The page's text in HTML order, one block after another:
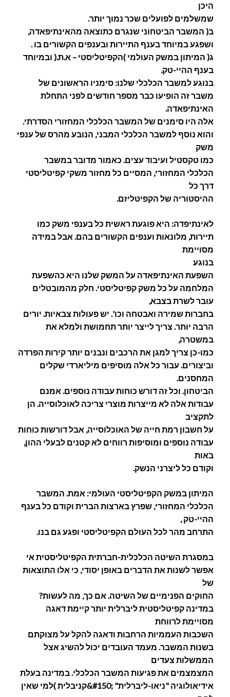
היכן
שמשלמים לפועלים שכר נמוך יותר.
ב( המשבר הביטחוני שנגרם כתוצאה מהאינתיפאדה,
ושפגע במיוחד בענף התיירות ובענפים הקשורים בו .
ג( המיתון במשק העולמי )הקפיטליסטי – א.ת.( ובמיוחד
בענף ההיי-טק.
בנוגע למשבר הכלכלי שלנו: סימניו הראשונים של
משבר זה הופיעו כבר מספר חודשים לפני התחלת
האינתיפאדה.
אלה היו סימנים של המשבר הכלכלי המחזורי הסדרתי.
והוא נוסף למשבר הכלכלי המבני, הנובע מהרס של ענפי
משק
כמו טקסטיל ועיבוד עצים. כאמור מדובר במשבר
הכלכלי המחזורי, המסיים כל מחזור משקי קפיטליסטי
דרך כל
ההיסטוריה של הקפיטליזם.
לאינתיפדה: היא פוגעת ראשית כל בענפי משק כמו
תיירות, מלונאות וענפים הקשורים בהם. אבל במידה
מסויימת
בנוגע
השפעת האינתיפאדה על המשק שלנו היא כהשפעת
המלחמה על כל משק קפיטליסטי. חלק מהמובטלים
עובר לשרת בצבא,
בחברות שמירה ואבטחה וכו'. יש פעולות צבאיות. יורים
הרבה יותר. צריך לייצר יותר תחמושת ולמלא את
במשטרה,
כמו-כן צריך למגן את הרכבים ונבנים יותר קירות הפרדה
וביצורים. עבור כל אלה מוסיפים מיליארדי שקלים
המחסנים.
הביטחון. וכל זה דורש כוחות עבודה נוספים. אמנם
עבודות אלה לא מייצרות מוצרי צריכה לאוכלוסייה. הן
לתקציב
על חשבון רמת חייה של האוכלוסייה, אבל דורשות כוחות
עבודה נוספים ומוסיפות רווחים לא קטנים לבעלי ההון,
באות
וקודם כל ליצרני הנשק.
המיתון במשק הקפיטליסטי העולמי: אמת. המשבר
הכלכלי המחזורי, שפרץ בארצות הברית וקודם כל בענף
ההיי-טק ,
התרחב מהר לכל העולם הקפיטליסטי ופגע גם בנו.
במסגרת השיטה הכלכלית-חברתית הקפיטליסטית אי
אפשר לשנות את הדברים באופן יסודי, כי אלו התוצאות
של
החוקים הפנימיים של השיטה. אם כך, מה לעשות?
במדינה קפיטליסטית ליברלית יותר קיימת דאגה
מסויימת לרווחת
השכבות העממיות הרחבות ודאגה להקל על מצוקתם
בשנות המשבר. מעמד העובדים יכול להשיג אצל
הממשלות צעדים
המצמצמים את פגיעות המשבר הכלכלי. במדינה בעלת
אידיאולוגיה "ניאו-ליברלית" ;#150&קניבלית )למי שאין